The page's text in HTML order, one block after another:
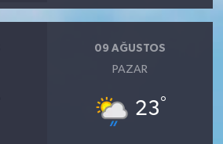
09 AĞUSTOS
PAZAR
23°